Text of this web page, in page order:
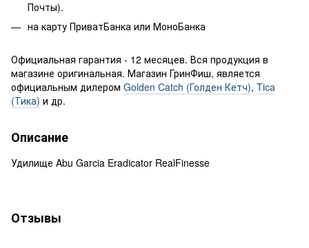
Почты).
на карту ПриватБанка или МоноБанка
Официальная гарантия - 12 месяцев. Вся продукция в
магазине оригинальная. Магазин ГринФиш, является
официальным дилером Golden Catch (Голден Кетч), Tica
(Тика) и др.
Описание
Удилище Abu Garcia Eradicator RealFinesse
Отзывы